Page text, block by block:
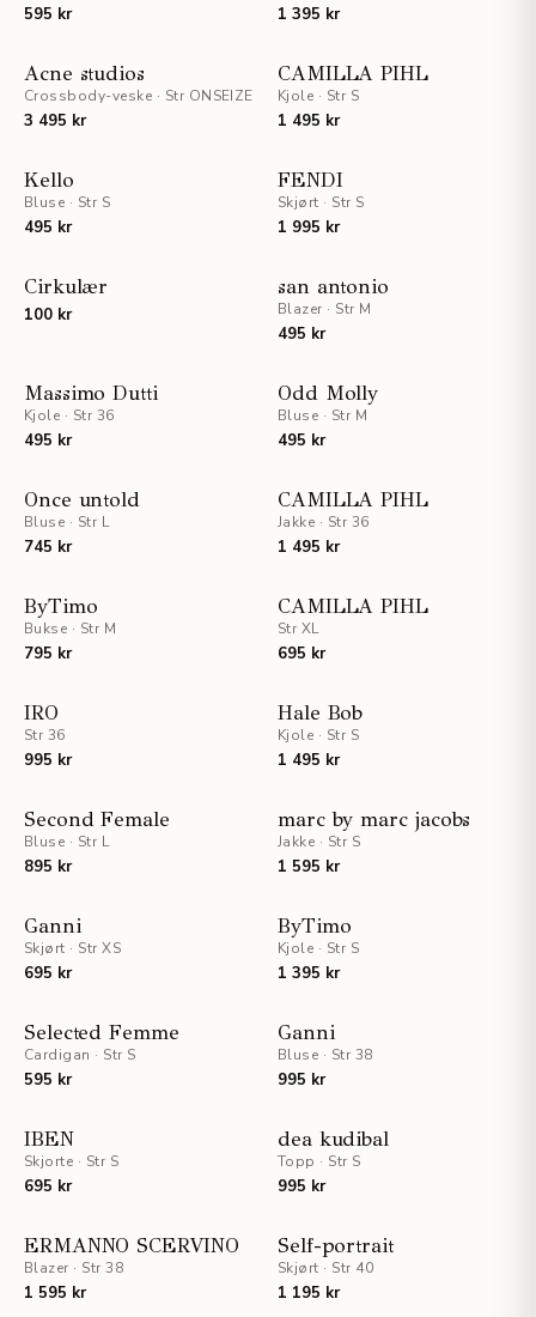
595 kr 1 395 kr
Acne studios
Crossbody-veske · Str ONSEIZE
3 495 kr
CAMILLA PIHL
Kjole · Str S
1 495 kr
Kello
Bluse · Str S
495 kr
FENDI
Skjørt · Str S
1 995 kr
Cirkulær
100 kr
san antonio
Blazer · Str M
495 kr
Massimo Dutti
Kjole · Str 36
495 kr
Odd Molly
Bluse · Str M
495 kr
Once untold
Bluse · Str L
745 kr
UTSOLGT
CAMILLA PIHL
Jakke · Str 36
1 495 kr
ByTimo
Bukse · Str M
795 kr
CAMILLA PIHL
Str XL
695 kr
IRO
Str 36
995 kr
Hale Bob
Kjole · Str S
1 495 kr
STAFF PICKS
Second Female
Bluse · Str L
895 kr
marc by marc jacobs
Jakke · Str S
1 595 kr
Ganni
Skjørt · Str XS
695 kr
ByTimo
Kjole · Str S
1 395 kr
Selected Femme
Cardigan · Str S
595 kr
Ganni
Bluse · Str 38
995 kr
IBEN
Skjorte · Str S
695 kr
dea kudibal
Topp · Str S
995 kr
ERMANNO SCERVINO
Blazer · Str 38
1 595 kr
Self-portrait
Skjørt · Str 40
1 195 kr